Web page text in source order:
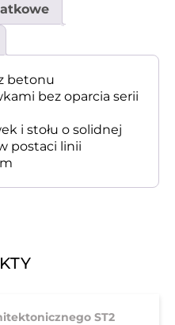
betonu
bez oparcia serii
i stołu o solidnej
postaci linii
ST2